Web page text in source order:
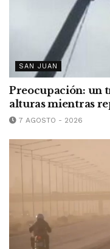
SAN JUAN
Preocupación: un
alturas mientras
7 AGOSTO - 2026